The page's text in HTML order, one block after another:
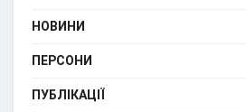
НОВИНИ
ПЕРСОНИ
ПУБЛІКАЦІЇ